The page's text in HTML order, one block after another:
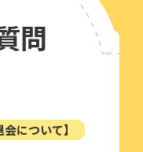
問
について】